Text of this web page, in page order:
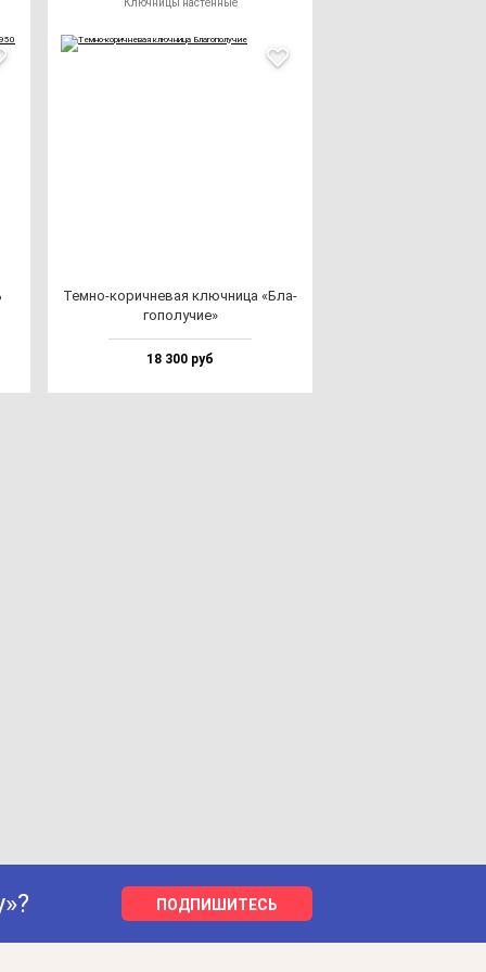
Ключницы настенные
Тем­но-ко­рич­не­вая ключ­ни­ца «Бла­
го­по­лу­чие»
18 300 руб
ПОДПИШИТЕСЬ